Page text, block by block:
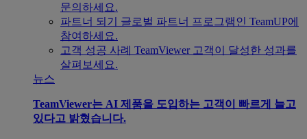
문의하세요.
파트너 되기
글로벌 파트너 프로그램인 TeamUP에
참여하세요.
고객 성공 사례 TeamViewer 고객이 달성한 성과를
살펴보세요.
뉴스
TeamViewer는 AI 제품을 도입하는 고객이 빠르게 늘고
있다고 밝혔습니다.